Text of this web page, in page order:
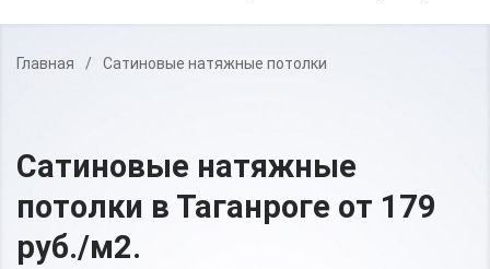
Главная / Сатиновые натяжные потолки
Сатиновые натяжные
потолки в Таганроге от 179
руб./м2.